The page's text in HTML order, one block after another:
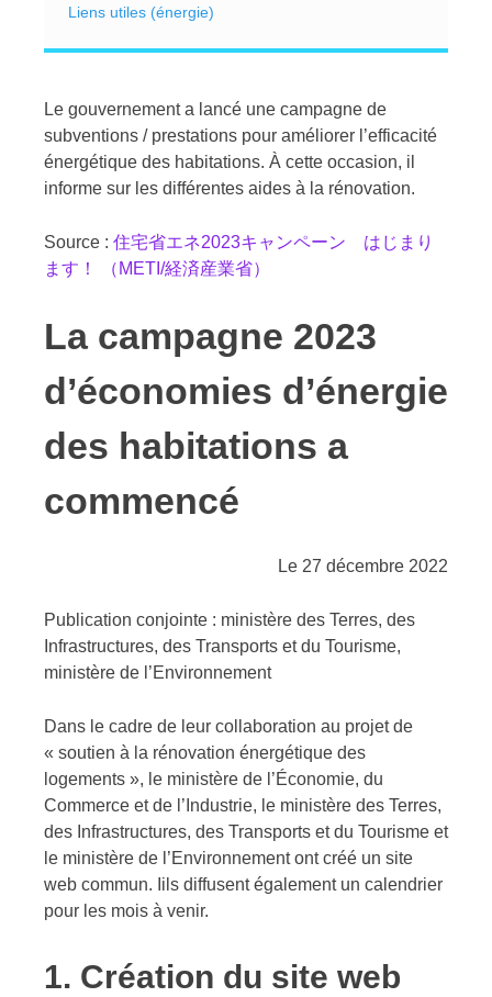
Liens utiles (énergie)
Le gouvernement a lancé une campagne de
subventions / prestations pour améliorer l’efficacité
énergétique des habitations. À cette occasion, il
informe sur les différentes aides à la rénovation.
Source : 住宅省エネ2023キャンペーン はじまり
ます！ （METI/経済産業省）
La campagne 2023
d’économies d’énergie
des habitations a
commencé
Le 27 décembre 2022
Publication conjointe : ministère des Terres, des
Infrastructures, des Transports et du Tourisme,
ministère de l’Environnement
Dans le cadre de leur collaboration au projet de
« soutien à la rénovation énergétique des
logements », le ministère de l’Économie, du
Commerce et de l’Industrie, le ministère des Terres,
des Infrastructures, des Transports et du Tourisme et
le ministère de l’Environnement ont créé un site
web commun. Iils diffusent également un calendrier
pour les mois à venir.
1. Création du site web